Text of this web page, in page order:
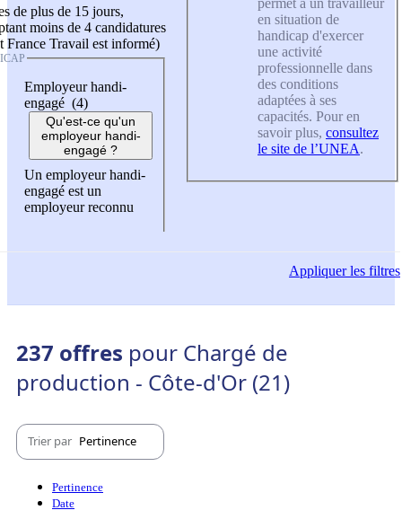
de plus de 15 jours,
moins de 4 candidatures
France Travail est informé)
Employeur handi-
engagé (4)
Qu'est-ce qu'un
employeur handi-
engagé ?
Un employeur handi-
engagé est un
employeur reconnu
en situation de
handicap d'exercer
une activité
professionnelle dans
des conditions
adaptées à ses
capacités. Pour en
savoir plus, consultez
le site de l’UNEA.
Appliquerles filtres
237 offres pour Chargé de
production - Côte-d'Or (21)
Trier par Pertinence
Pertinence
Date